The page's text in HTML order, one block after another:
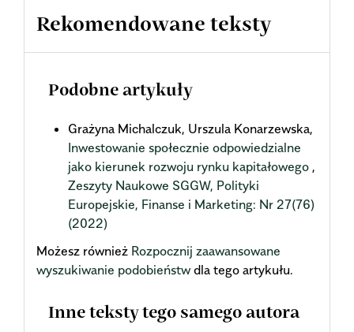
Rekomendowane teksty
Podobne artykuły
Grażyna Michalczuk, Urszula Konarzewska,
Inwestowanie społecznie odpowiedzialne
jako kierunek rozwoju rynku kapitałowego ,
Zeszyty Naukowe SGGW, Polityki
Europejskie, Finanse i Marketing: Nr 27(76)
(2022)
Możesz również Rozpocznij zaawansowane
wyszukiwanie podobieństwdla tego artykułu.
Inne teksty tego samego autora